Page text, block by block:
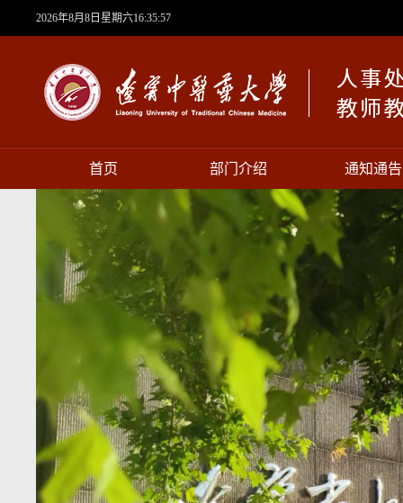
2026年8月8日星期六16:35:58
首页 部门介绍 通知通告